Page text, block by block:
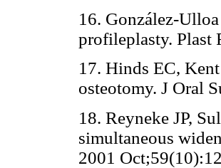
16. González-
profileplasty.
17. Hinds EC,
osteotomy. J
18. Reyneke JP,
simultaneous
2001